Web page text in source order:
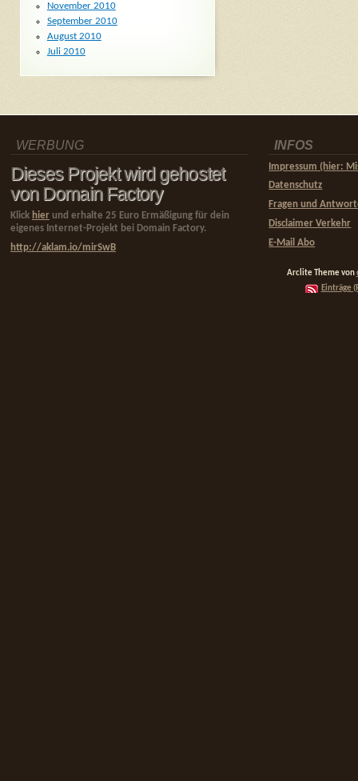
November 2010
September 2010
August 2010
Juli 2010
WERBUNG
Dieses Projekt wird gehostet
von Domain Factory
Klick hier und erhalte 25 Euro Ermäßigung für dein
eigenes Internet-Projekt bei Domain Factory.
http://aklam.io/mirSwB
INFOS
Impressum (hier:
Datenschutz
Fragen und
Disclaimer Verkehr
E-Mail Abo
Arclite Theme von
Einträge